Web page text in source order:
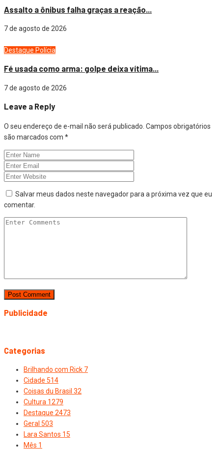
Assalto a ônibus falha graças a reação...
7 de agosto de 2026
Destaque Polícia
Fé usada como arma: golpe deixa vítima...
7 de agosto de 2026
Leave a Reply
O seu endereço de e-mail não será publicado. Campos obrigatórios
são marcados com *
Salvar meus dados neste navegador para a próxima vez que eu
comentar.
Publicidade
Categorias
Brilhando com Rick 7
Cidade 514
Coisas du Brasil 32
Cultura 1279
Destaque 2473
Geral 503
Lara Santos 15
Mês 1